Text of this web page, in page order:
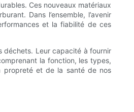
Ces nouveaux matériaux
Dans l’ensemble, l’avenir
et la fiabilité de ces
déchets. Leur capacité à fournir
la fonction, les types,
propreté et de la santé de nos